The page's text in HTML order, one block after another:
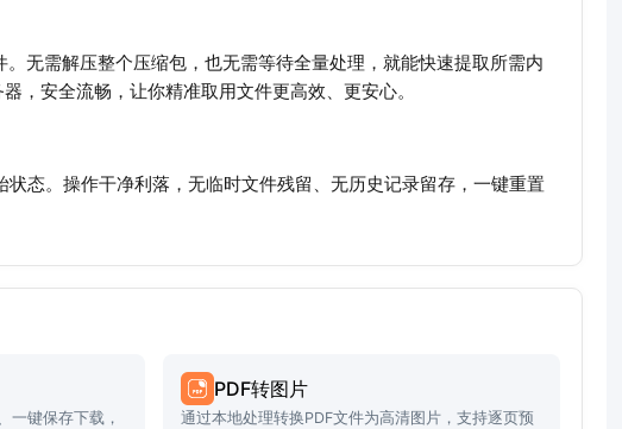
无需解压整个压缩包，也无需等待全量处理，就能快速提取所需内
，安全流畅，让你精准取用文件更高效、更安心。
态。操作干净利落，无临时文件残留、无历史记录留存，一键重置
一键保存下载，
PDF转图片
通过本地处理转换PDF文件为高清图片，支持逐页预